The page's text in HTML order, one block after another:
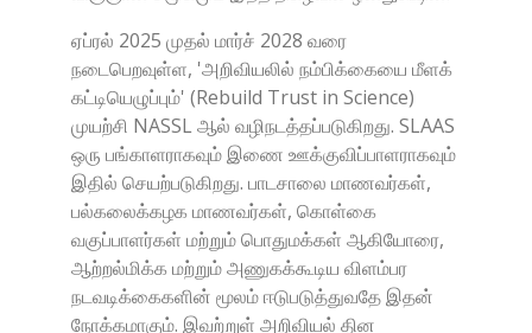
ஏப்ரல் 2025 முதல் மார்ச் 2028 வரை
நடைபெறவுள்ள, 'அறிவியலில் நம்பிக்கையை மீளக்
கட்டியெழுப்பும்' (Rebuild Trust in Science)
முயற்சி NASSL ஆல் வழிநடத்தப்படுகிறது. SLAAS
ஒரு பங்காளராகவும் இணை ஊக்குவிப்பாளராகவும்
இதில் செயற்படுகிறது. பாடசாலை மாணவர்கள்,
பல்கலைக்கழக மாணவர்கள், கொள்கை
வகுப்பாளர்கள் மற்றும் பொதுமக்கள் ஆகியோரை,
ஆற்றல்மிக்க மற்றும் அணுகக்கூடிய விளம்பர
நடவடிக்கைகளின் மூலம் ஈடுபடுத்துவதே இதன்
நோக்கமாகும். இவற்றுள் அறிவியல் தின